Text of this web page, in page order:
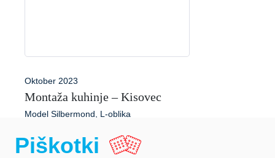
Oktober 2023
Montaža kuhinje – Kisovec
Model Silbermond, L-oblika
Piškotki